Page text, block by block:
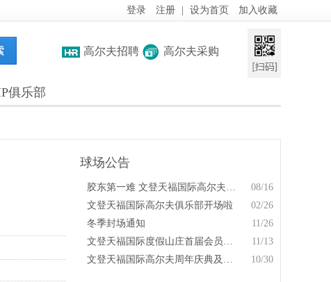
登录 注册 设为首页 加入收藏
高尔夫招聘 高尔夫采购
俱乐部
球场公告
08/16
胶东第一难 文登天福国际高尔夫俱乐部喜迎上海开球球队前来挑战！
02/26
文登天福国际高尔夫俱乐部开场啦
11/26
冬季封场通知
11/13
文登天福国际度假山庄首届会员杯邀请赛圆满落幕
10/30
文登天福国际高尔夫周年庆典及会员杯邀请赛